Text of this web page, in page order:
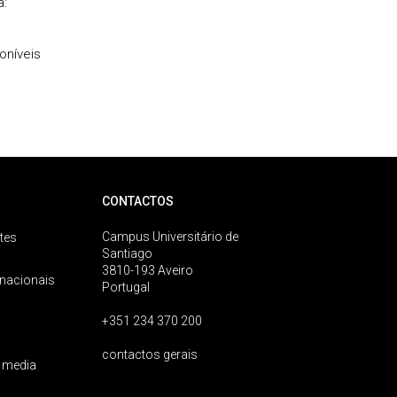
CONTACTOS
Campus Universitário de
Santiago
3810-193 Aveiro
Portugal
+351 234 370 200
contactos gerais